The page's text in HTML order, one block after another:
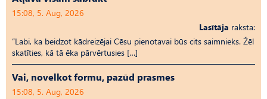
15:08, 5. Aug, 2026
Lasītāja raksta:
“Labi, ka beidzot kādreizējai Cēsu pienotavai būs cits saimnieks. Žēl
skatīties, kā tā ēka pārvērtusies […]
Vai, novelkot formu, pazūd prasmes
15:08, 5. Aug, 2026